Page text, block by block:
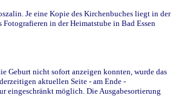
Je eine Kopie des Kirchenbuches liegt in der
in der Heimatstube in Bad Essen
Geburt nicht sofort anzeigen konnten, wurde das
aktuellen Seite - am Ende -
eingeschränkt möglich. Die Ausgabesortierung